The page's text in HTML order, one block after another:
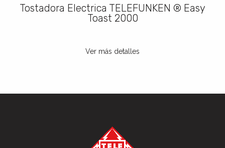
Tostadora Electrica TELEFUNKEN ® Easy
Toast 2000
Ver más detalles